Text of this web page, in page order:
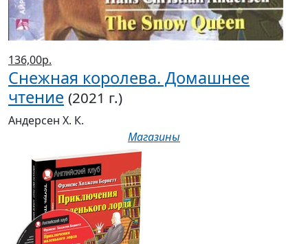
136,00р.
Снежная королева. Домашнее
чтение (2021 г.)
Андерсен Х. К.
Магазины